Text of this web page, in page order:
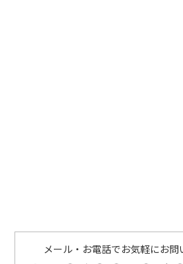
メール・お電話でお気軽にお問